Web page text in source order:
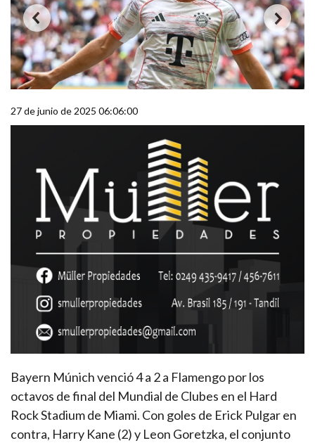
27 de junio de 2025 06:06:00
Bayern Múnich venció 4 a 2 a Flamengo por los
octavos de final del Mundial de Clubes en el Hard
Rock Stadium de Miami. Con goles de Erick Pulgar en
contra, Harry Kane (2) y Leon Goretzka, el conjunto